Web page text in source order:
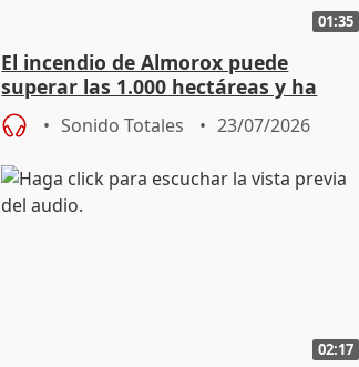
01:35
El incendio de Almorox puede
superar las 1.000 hectáreas y ha
causado daños en viviendas
Sonido Totales 23/07/2026
02:17